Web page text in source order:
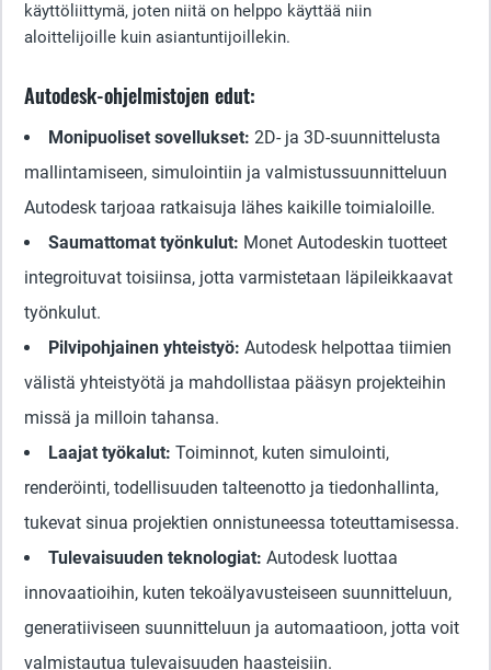
käyttöliittymä, joten niitä on helppo käyttää niin
aloittelijoille kuin asiantuntijoillekin.
Autodesk-ohjelmistojen edut:
Monipuoliset sovellukset: 2D- ja 3D-suunnittelusta
mallintamiseen, simulointiin ja valmistussuunnitteluun
Autodesk tarjoaa ratkaisuja lähes kaikille toimialoille.
Saumattomat työnkulut: Monet Autodeskin tuotteet
integroituvat toisiinsa, jotta varmistetaan läpileikkaavat
työnkulut.
Pilvipohjainen yhteistyö: Autodesk helpottaa tiimien
välistä yhteistyötä ja mahdollistaa pääsyn projekteihin
missä ja milloin tahansa.
Laajat työkalut: Toiminnot, kuten simulointi,
renderöinti, todellisuuden talteenotto ja tiedonhallinta,
tukevat sinua projektien onnistuneessa toteuttamisessa.
Tulevaisuuden teknologiat: Autodesk luottaa
innovaatioihin, kuten tekoälyavusteiseen suunnitteluun,
generatiiviseen suunnitteluun ja automaatioon, jotta voit
valmistautua tulevaisuuden haasteisiin.